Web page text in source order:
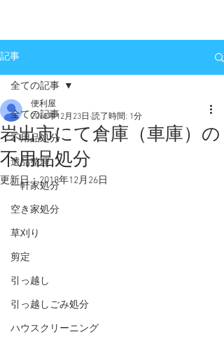
記事
全ての記事
不用品処分
遺品整理
一軒家処分
空き家処分
草刈り
剪定
引っ越し
引っ越しごみ処分
ハウスクリーニング
全ての記事
岩出市にて倉庫（車庫）の
不用品処分
便利屋
2018年12月23日 読了時間: 1分
更新日：2018年12月26日